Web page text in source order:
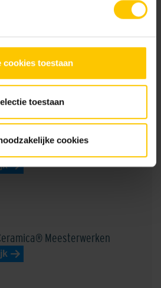
cookies toestaan
toestaan
cookies
Prestatieverklaring_GeoCeramica_MBI0002R_20241201.pdf
2026
Meesterwerken